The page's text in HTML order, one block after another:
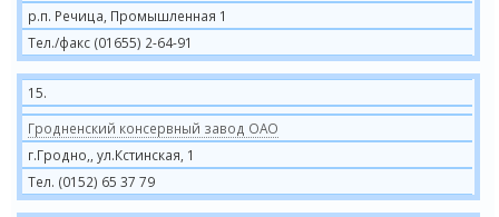
р.п. Речица, Промышленная 1
Тел./факс (01655) 2-64-91
15.
Гродненский консервный завод ОАО
г.Гродно,, ул.Кстинская, 1
Тел. (0152) 65 37 79